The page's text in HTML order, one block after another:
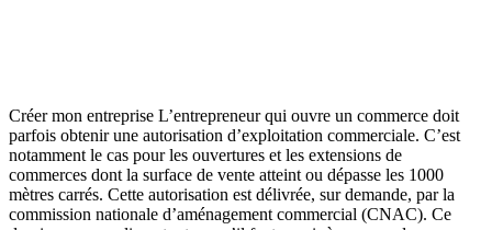
Créer mon entreprise L’entrepreneur qui ouvre un commerce doit
parfois obtenir une autorisation d’exploitation commerciale. C’est
notamment le cas pour les ouvertures et les extensions de
commerces dont la surface de vente atteint ou dépasse les 1000
mètres carrés. Cette autorisation est délivrée, sur demande, par la
commission nationale d’aménagement commercial (CNAC). Ce